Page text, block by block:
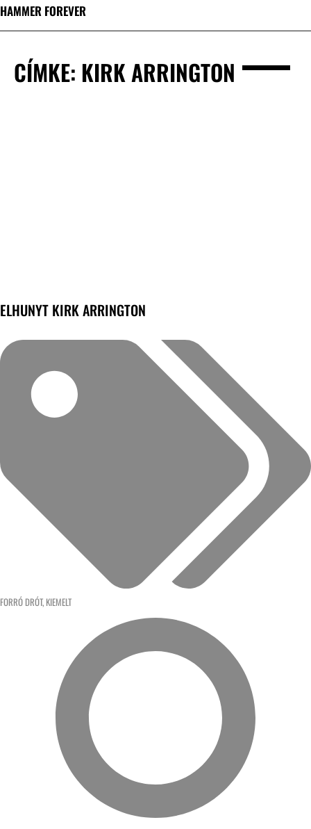
HAMMER FOREVER
CÍMKE: KIRK ARRINGTON
ELHUNYT KIRK ARRINGTON
FORRÓ DRÓT, KIEMELT